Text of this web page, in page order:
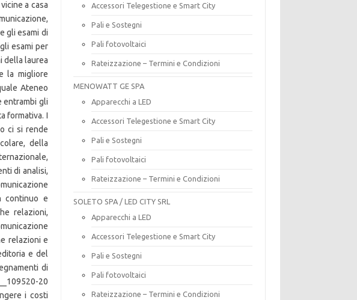
Accessori Telegestione e Smart City
Pali e Sostegni
Pali fotovoltaici
Rateizzazione – Termini e Condizioni
MENOWATT GE SPA
Apparecchi a LED
Accessori Telegestione e Smart City
Pali e Sostegni
Pali fotovoltaici
Rateizzazione – Termini e Condizioni
SOLETO SPA / LED CITY SRL
Apparecchi a LED
Accessori Telegestione e Smart City
Pali e Sostegni
Pali fotovoltaici
Rateizzazione – Termini e Condizioni